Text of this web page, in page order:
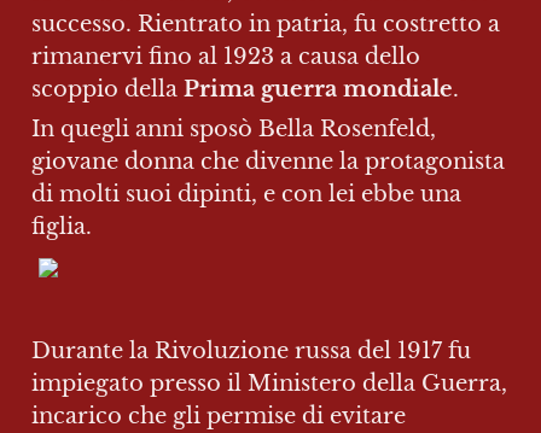
successo. Rientrato in patria, fu costretto a
rimanervi fino al 1923 a causa dello
scoppio della Prima guerra mondiale.
In quegli anni sposò Bella Rosenfeld,
giovane donna che divenne la protagonista
di molti suoi dipinti, e con lei ebbe una
figlia.
Durante la Rivoluzione russa del 1917 fu
impiegato presso il Ministero della Guerra,
incarico che gli permise di evitare